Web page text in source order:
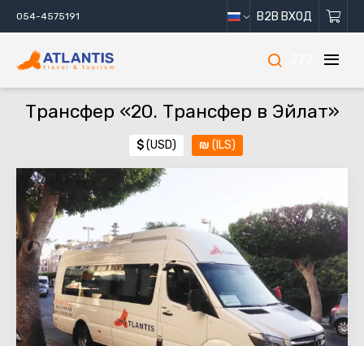
054-4575191 B2B ВХОД
Трансфер «20. Трансфер в Эйлат»
$(USD) ₪ (ILS)